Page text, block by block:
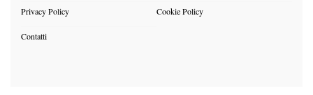
Privacy Policy Cookie Policy
Contatti